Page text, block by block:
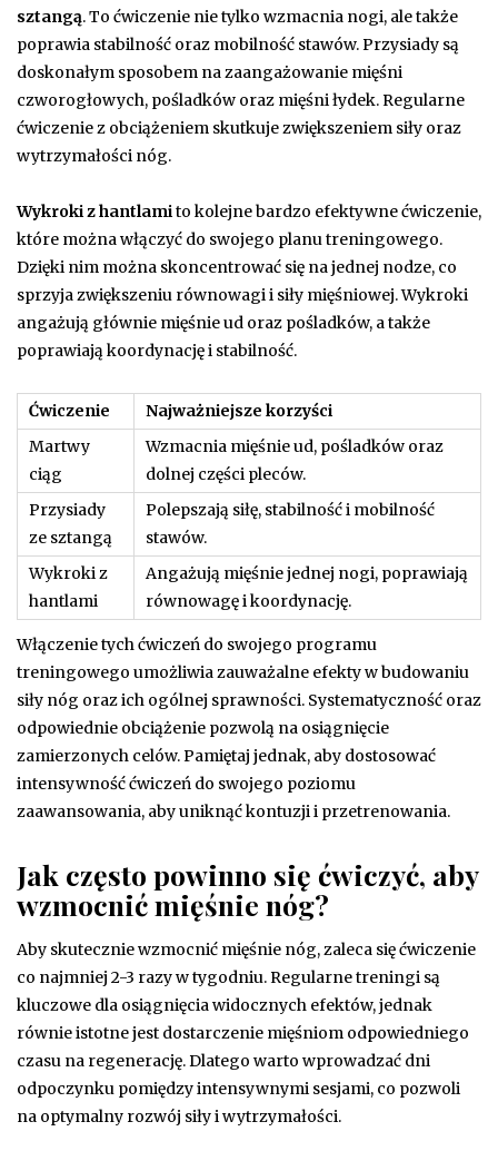
sztangą. To ćwiczenie nie tylko wzmacnia nogi, ale także
poprawia stabilność oraz mobilność stawów. Przysiady są
doskonałym sposobem na zaangażowanie mięśni
czworogłowych, pośladków oraz mięśni łydek. Regularne
ćwiczenie z obciążeniem skutkuje zwiększeniem siły oraz
wytrzymałości nóg.
Wykroki z hantlamito kolejne bardzo efektywne ćwiczenie,
które można włączyć do swojego planu treningowego.
Dzięki nim można skoncentrować się na jednej nodze, co
sprzyja zwiększeniu równowagi i siły mięśniowej. Wykroki
angażują głównie mięśnie ud oraz pośladków, a także
poprawiają koordynację i stabilność.
Ćwiczenie
Najważniejsze korzyści
Martwy
ciąg
Wzmacnia mięśnie ud, pośladków oraz
dolnej części pleców.
Przysiady
ze sztangą
Polepszają siłę, stabilność i mobilność
stawów.
Wykroki z
hantlami
Angażują mięśnie jednej nogi, poprawiają
równowagę i koordynację.
Włączenie tych ćwiczeń do swojego programu
treningowego umożliwia zauważalne efekty w budowaniu
siły nóg oraz ich ogólnej sprawności. Systematyczność oraz
odpowiednie obciążenie pozwolą na osiągnięcie
zamierzonych celów. Pamiętaj jednak, aby dostosować
intensywność ćwiczeń do swojego poziomu
zaawansowania, aby uniknąć kontuzji i przetrenowania.
Jak często powinno się ćwiczyć, aby
wzmocnić mięśnie nóg?
Aby skutecznie wzmocnić mięśnie nóg, zaleca się ćwiczenie
co najmniej 2-3 razy w tygodniu. Regularne treningi są
kluczowe dla osiągnięcia widocznych efektów, jednak
równie istotne jest dostarczenie mięśniom odpowiedniego
czasu na regenerację. Dlatego warto wprowadzać dni
odpoczynku pomiędzy intensywnymi sesjami, co pozwoli
na optymalny rozwój siły i wytrzymałości.